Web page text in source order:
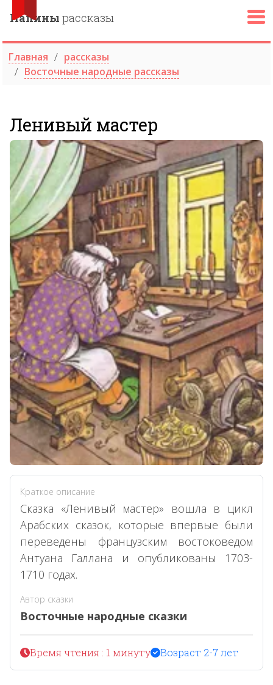
Папины рассказы
Главная
рассказы
Восточные народные рассказы
Ленивый мастер
Краткое описание
Сказка «Ленивый мастер» вошла в цикл
Арабских сказок, которые впервые были
переведены французским востоковедом
Антуана Галлана и опубликованы 1703-
1710 годах.
Автор сказки
Восточные народные сказки
Время чтения : 1 минуту Возраст 2-7 лет